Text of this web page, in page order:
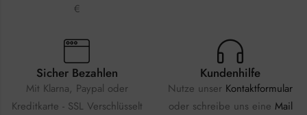
€
Sicher Bezahlen
Mit Klarna, Paypal oder
Kreditkarte - SSL Verschlüsselt
Kundenhilfe
Nutze unser Kontaktformular
oder schreibe uns eine Mail